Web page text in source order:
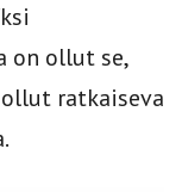
on ollut se,
ratkaiseva